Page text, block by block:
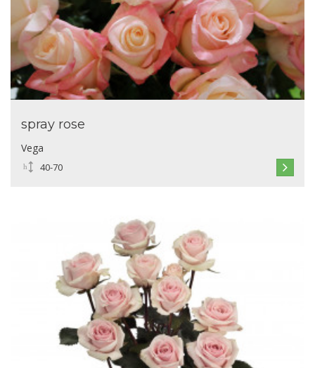
spray rose
Vega
40-70